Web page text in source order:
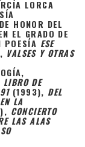
LORCA
HONOR DEL
EL GRADO DE
POESÍA ESE
VALSES Y OTRAS
LIBRO DE
(1993), DEL
LA
CONCIERTO
LAS ALAS